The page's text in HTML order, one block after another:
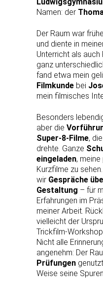
Namen: der
Der Raum war
und diente in
Unterricht als auch
ganz
fand etwa mein
Filmkunde bei
mein filmisches
Besonders
aber die
Super-8-Filme,
drehte. Ganze
eingeladen,
Kurzfilme zu
wir Gespräche
Gestaltung – für
Erfahrungen im
meiner Arbeit.
vielleicht der
Trickfilm-
Nicht alle
angenehm: Der
Prüfungen
Weise seine